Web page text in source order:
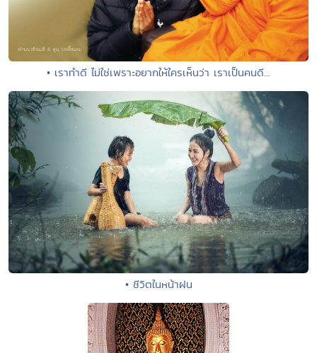
• เราทำดี ไม่ใช่เพราะอยากให้ใครเห็นว่า เราเป็นคนดี...
• ชีวิตในหน้าฝน